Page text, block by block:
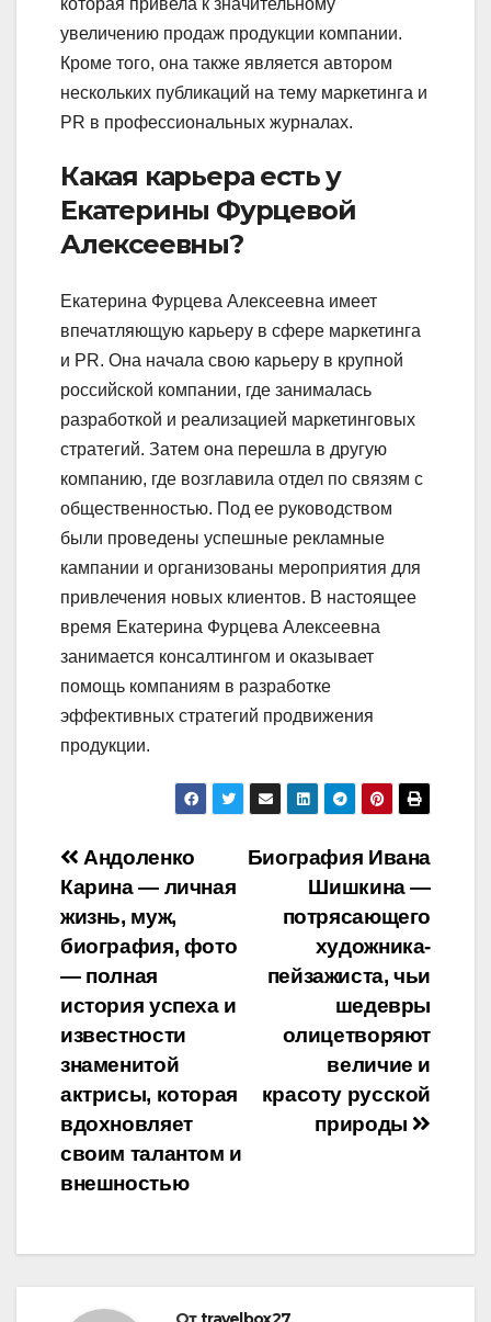
которая привела к значительному
увеличению продаж продукции компании.
Кроме того, она также является автором
нескольких публикаций на тему маркетинга и
PR в профессиональных журналах.
Какая карьера есть у
Екатерины Фурцевой
Алексеевны?
Екатерина Фурцева Алексеевна имеет
впечатляющую карьеру в сфере маркетинга
и PR. Она начала свою карьеру в крупной
российской компании, где занималась
разработкой и реализацией маркетинговых
стратегий. Затем она перешла в другую
компанию, где возглавила отдел по связям с
общественностью. Под ее руководством
были проведены успешные рекламные
кампании и организованы мероприятия для
привлечения новых клиентов. В настоящее
время Екатерина Фурцева Алексеевна
занимается консалтингом и оказывает
помощь компаниям в разработке
эффективных стратегий продвижения
продукции.
Навигация
по
записям
Биография Ивана
Шишкина —
потрясающего
художника-
пейзажиста, чьи
шедевры
олицетворяют
величие и
красоту русской
природы
Андоленко
Карина — личная
жизнь, муж,
биография, фото
— полная
история успеха и
известности
знаменитой
актрисы, которая
вдохновляет
своим талантом и
внешностью